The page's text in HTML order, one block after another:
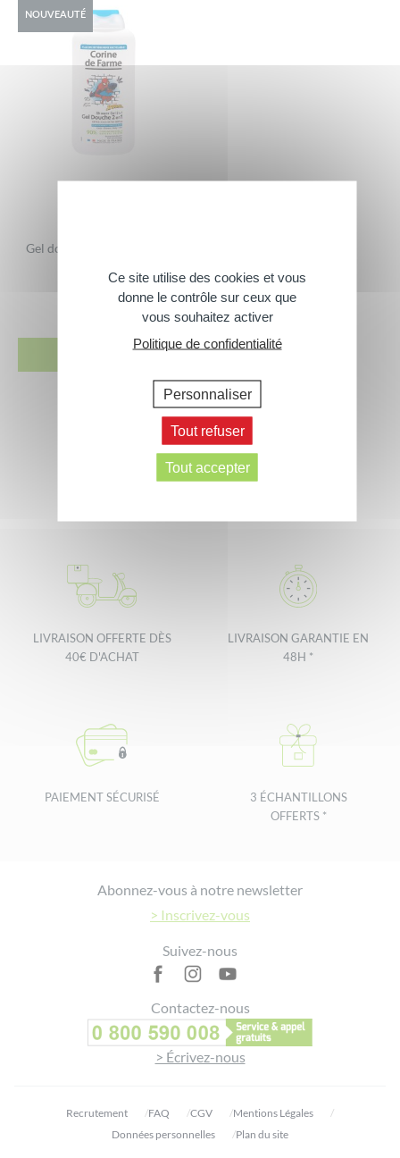
NOUVEAUTÉ
Gel douche 2en1 Spiderman
4,05€
500 ml
LIVRAISON OFFERTE DÈS
40€ D'ACHAT
LIVRAISON GARANTIE EN
48H *
PAIEMENT SÉCURISÉ
3 ÉCHANTILLONS
OFFERTS *
Abonnez-vous à notre newsletter
> Inscrivez-vous
Suivez-nous
Contactez-nous
> Écrivez-nous
Recrutement FAQ CGV
Mentions Légales
Données personnelles
Plan du site
Ce site utilise des cookies et vous
donne le contrôle sur ceux que
vous souhaitez activer
Politique de confidentialité
Personnaliser
Tout refuser
Tout accepter